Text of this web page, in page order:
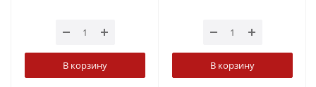
В корзину В корзину